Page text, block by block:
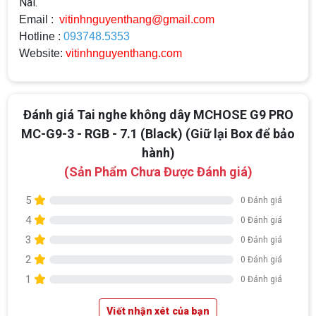
Email : vitinhnguyenthang@gmail.com
Hotline : 093748.5353
Website: vitinhnguyenthang.com
Đánh giá Tai nghe không dây MCHOSE G9 PRO
MC-G9-3 - RGB - 7.1 (Black) (Giữ lại Box để bảo
hành)
(Sản Phẩm Chưa Được Đánh giá)
5 0 Đánh giá
4 0 Đánh giá
3 0 Đánh giá
2 0 Đánh giá
1 0 Đánh giá
Viết nhận xét của bạn
Top 18 tựa game PC huyền thoại gắn liền
với tuổi thơ của game thủ Việt vào những
năm 2000
Top 18 tựa game PC huyền thoại gắn liền với tuổi
Hãng ASRock Công Bố 2 dòng Card Đồ
Họa AMD Radeon™ RX 6600 XT
Nên Hay Không Dùng Tivi Thay Cho Màn